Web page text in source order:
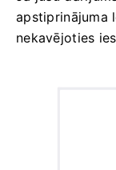
apstiprinājuma
nekavējoties